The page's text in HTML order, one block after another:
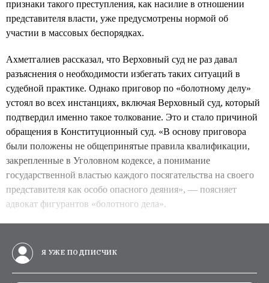
признаки такого преступления, как насилие в отношении
представителя власти, уже предусмотрены нормой об
участии в массовых беспорядках.
Ахметгалиев рассказал, что Верховный суд не раз давал
разъяснения о необходимости избегать таких ситуаций в
судебной практике. Однако приговор по «болотному делу»
устоял во всех инстанциях, включая Верховный суд, который
подтвердил именно такое толкование. Это и стало причиной
обращения в Конституционный суд. «В основу приговора
были положены не общепринятые правила квалификации,
закрепленные в Уголовном кодексе, а понимание
государственной властью каждого посягательства на своего
представителя как особо опасного деяния», — поясняет
адвокат фигурантов «болотного дела».
Я УЖЕ ПОДПИСЧИК